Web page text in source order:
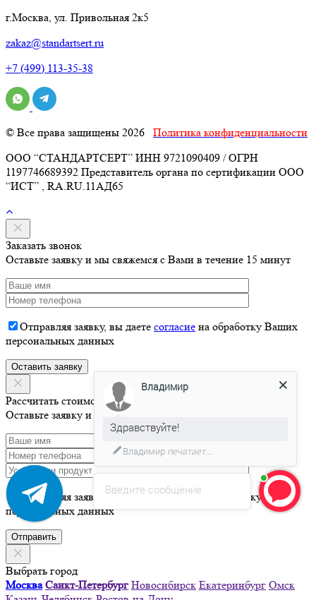
г.Москва, ул. Привольная 2к5
zakaz@standartsert.ru
+7 (499) 113-35-38
© Все права защищены 2026 Политика конфиденциальности
ООО “СТАНДАРТСЕРТ” ИНН 9721090409 / ОГРН
1197746689392 Представитель органа по сертификации ООО
“ИСТ” , RA.RU.11АД65
Заказать звонок
Оставьте заявку и мы свяжемся с Вами в течение 15 минут
Отправляя заявку, вы даете согласие на обработку Ваших
персональных данных
Рассчитать стоимость
Оставьте заявку и мы свяжемся с Вами в течение 15 минут
Отправляя заявку, вы даетесогласиена обработку Ваших
персональных данных
Выбрать город
Москва Санкт-Петербург Новосибирск Екатеринбург Омск
Введите сообщение
Владимир
Здравствуйте!